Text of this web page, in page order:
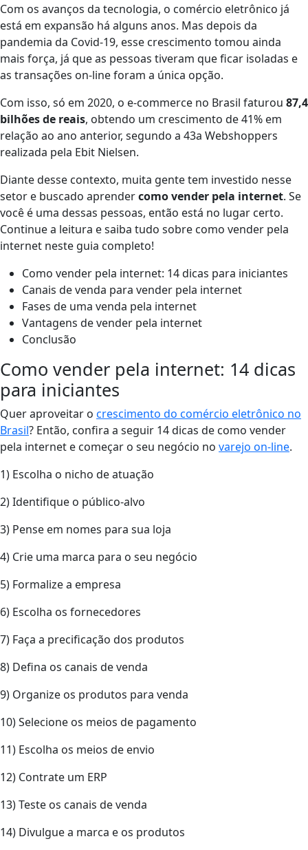
Com os avanços da tecnologia, o comércio eletrônico já
está em expansão há alguns anos. Mas depois da
pandemia da Covid-19, esse crescimento tomou ainda
mais força, já que as pessoas tiveram que ficar isoladas e
as transações on-line foram a única opção.
Com isso, só em 2020, o e-commerce no Brasil faturou 87,4
bilhões de reais, obtendo um crescimento de 41% em
relação ao ano anterior, segundo a 43a Webshoppers
realizada pela Ebit Nielsen.
Diante desse contexto, muita gente tem investido nesse
setor e buscado aprendercomo vender pela internet. Se
você é uma dessas pessoas, então está no lugar certo.
Continue a leitura e saiba tudo sobre como vender pela
internet neste guia completo!
Como vender pela internet: 14 dicas para iniciantes
Canais de venda para vender pela internet
Fases de uma venda pela internet
Vantagens de vender pela internet
Conclusão
Como vender pela internet: 14 dicas
para iniciantes
Quer aproveitar o crescimento do comércio eletrônico no
Brasil? Então, confira a seguir 14 dicas de como vender
pela internet e começar o seu negócio no varejo on-line.
1) Escolha o nicho de atuação
2) Identifique o público-alvo
3) Pense em nomes para sua loja
4) Crie uma marca para o seu negócio
5) Formalize a empresa
6) Escolha os fornecedores
7) Faça a precificação dos produtos
8) Defina os canais de venda
9) Organize os produtos para venda
10) Selecione os meios de pagamento
11) Escolha os meios de envio
12) Contrate um ERP
13) Teste os canais de venda
14) Divulgue a marca e os produtos